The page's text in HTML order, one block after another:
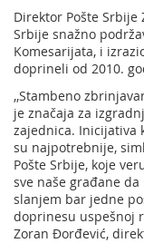
Direktor Pošte Srbije
Srbije snažno
Komesarijata, i
doprineli od 2010.
‚‚Stambeno
je značaja za
zajednica. Inicijativa
su najpotrebnije,
Pošte Srbije, koje
sve naše građane
slanjem bar jedne
doprinesu uspešnoj
Zoran Đorđević,